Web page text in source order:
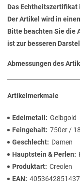
Das
Der Artikel wird in
Bitte beachten Sie die
ist zur besseren
Abmessungen des
Artikelmerkmale
Edelmetall
Gelbgold
Feingehalt 750er /
Geschlecht
Damen
Hauptstein & Perlen
Produktart Creolen
EAN
4053642851437